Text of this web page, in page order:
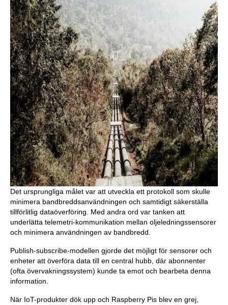
Det ursprungliga målet var att utveckla ett protokoll som skulle
minimera bandbreddsanvändningen och samtidigt säkerställa
tillförlitlig dataöverföring. Med andra ord var tanken att
underlätta telemetri-kommunikation mellan oljeledningssensorer
och minimera användningen av bandbredd.
Publish-subscribe-modellen gjorde det möjligt för sensorer och
enheter att överföra data till en central hubb, där abonnenter
(ofta övervakningssystem) kunde ta emot och bearbeta denna
information.
När IoT-produkter dök upp och Raspberry Pis blev en grej,